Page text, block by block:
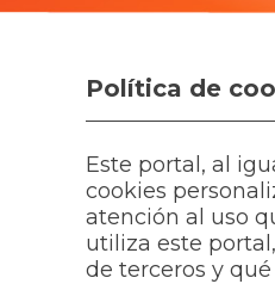
Política de
Este portal, al
cookies
atención al uso
utiliza este
de terceros y